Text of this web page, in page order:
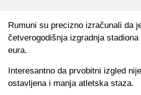
Rumuni su precizno izračunali da
četverogodišnja izgradnja
eura.
Interesantno da prvobitni izgled
ostavljena i manja atletska staza.